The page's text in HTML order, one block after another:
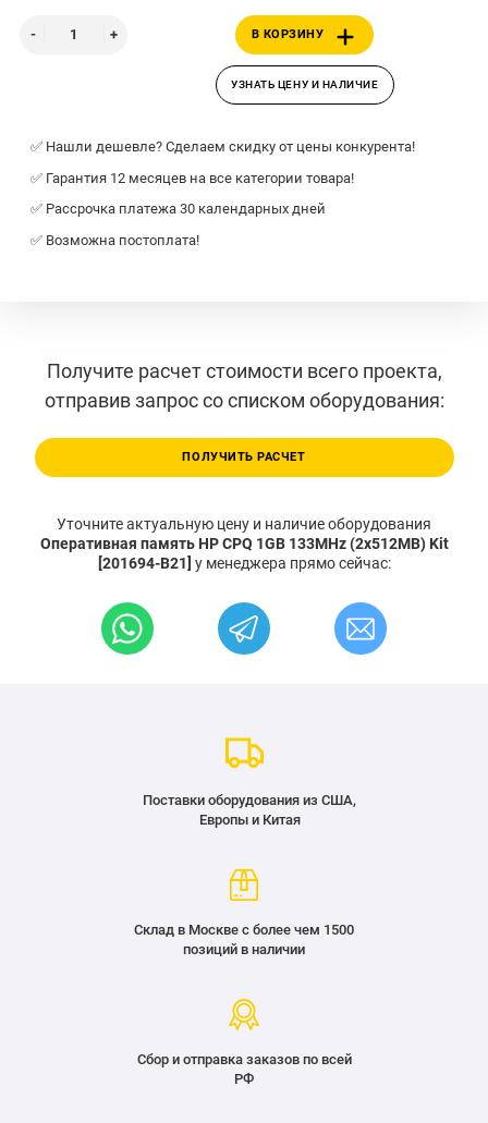
В КОРЗИНУ
УЗНАТЬ ЦЕНУ И НАЛИЧИЕ
✅ Нашли дешевле? Сделаем скидку от цены конкурента!
✅ Гарантия 12 месяцев на все категории товара!
✅ Рассрочка платежа 30 календарных дней
✅ Возможна постоплата!
Получите расчет стоимости всего проекта,
отправив запрос со списком оборудования:
ПОЛУЧИТЬ РАСЧЕТ
Уточните актуальную цену и наличие оборудования
Оперативная память HP CPQ 1GB 133MHz (2x512MB) Kit
[201694-B21] у менеджера прямо сейчас:
Поставки оборудования из США,
Европы и Китая
Склад в Москве с более чем 1500
позиций в наличии
Сбор и отправка заказов по всей
РФ